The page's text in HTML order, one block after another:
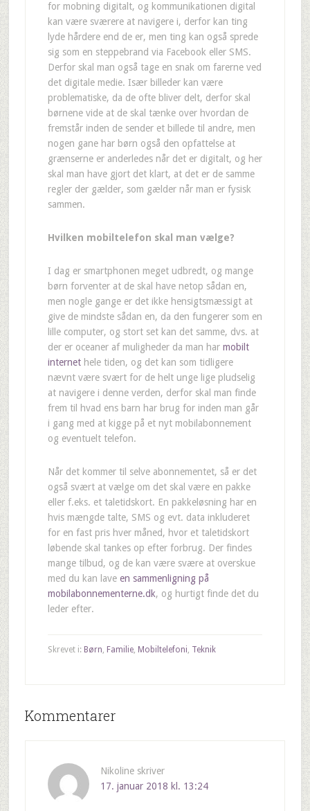
for mobning digitalt, og kommunikationen digital
kan være sværere at navigere i, derfor kan ting
lyde hårdere end de er, men ting kan også sprede
sig som en steppebrand via Facebook eller SMS.
Derfor skal man også tage en snak om farerne ved
det digitale medie. Især billeder kan være
problematiske, da de ofte bliver delt, derfor skal
børnene vide at de skal tænke over hvordan de
fremstår inden de sender et billede til andre, men
nogen gane har børn også den opfattelse at
grænserne er anderledes når det er digitalt, og her
skal man have gjort det klart, at det er de samme
regler der gælder, som gælder når man er fysisk
sammen.
Hvilken mobiltelefon skal man vælge?
I dag er smartphonen meget udbredt, og mange
børn forventer at de skal have netop sådan en,
men nogle gange er det ikke hensigtsmæssigt at
give de mindste sådan en, da den fungerer som en
lille computer, og stort set kan det samme, dvs. at
der er oceaner af muligheder da man har mobilt
internethele tiden, og det kan som tidligere
nævnt være svært for de helt unge lige pludselig
at navigere i denne verden, derfor skal man finde
frem til hvad ens barn har brug for inden man går
i gang med at kigge på et nyt mobilabonnement
og eventuelt telefon.
Når det kommer til selve abonnementet, så er det
også svært at vælge om det skal være en pakke
eller f.eks. et taletidskort. En pakkeløsning har en
hvis mængde talte, SMS og evt. data inkluderet
for en fast pris hver måned, hvor et taletidskort
løbende skal tankes op efter forbrug. Der findes
mange tilbud, og de kan være svære at overskue
med du kan lave en sammenligning på
mobilabonnementerne.dk, og hurtigt finde det du
leder efter.
Skrevet i: Børn, Familie, Mobiltelefoni, Teknik
Kommentarer
Nikoline skriver
17. januar 2018 kl. 13:24